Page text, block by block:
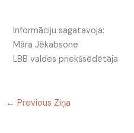
Informāciju sagatavoja:
Māra Jēkabsone
LBB valdes priekšsēdētāja
← Previous Ziņa